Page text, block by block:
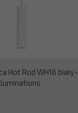
Hot Rod WH16 biały-